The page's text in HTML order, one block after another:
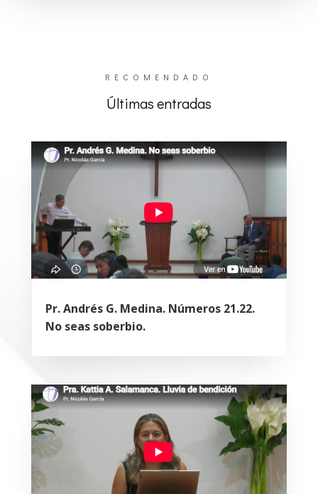
RECOMENDADO
Últimas entradas
Pr. Andrés G. Medina. Números 21.22.
No seas soberbio.